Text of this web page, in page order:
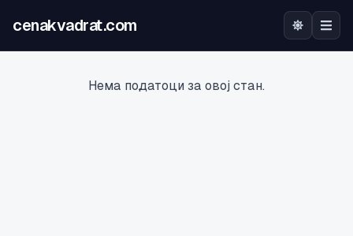
cenakvadrat.com
Нема податоци за овој стан.